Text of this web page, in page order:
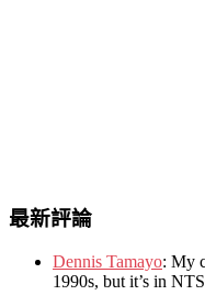
最新評論
Dennis Tamayo: My
1990s, but it’s in